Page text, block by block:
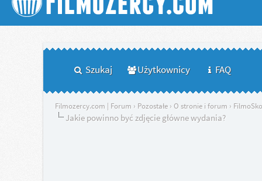
Szukaj Użytkownicy FAQ
Filmozercy.com | Forum › Pozostałe› O stronie i forum ›
Jakie powinno być zdjęcie główne wydania?